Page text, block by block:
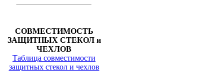
СОВМЕСТИМОСТЬ
ЗАЩИТНЫХ СТЕКОЛ и
ЧЕХЛОВ
Таблица совместимости
защитных стекол и чехлов